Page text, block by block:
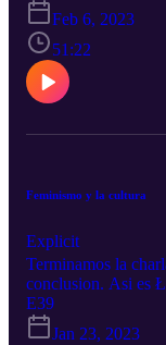
Feb 6, 2023
51:22
Feminismo y la cultura
Explicit
Terminamos la
conclusion. Asi es
por nuestras redes
E39
Jan 23, 2023